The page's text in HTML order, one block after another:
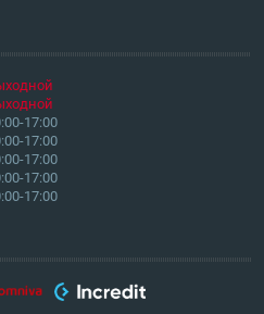
17:00
17:00
17:00
17:00
17:00